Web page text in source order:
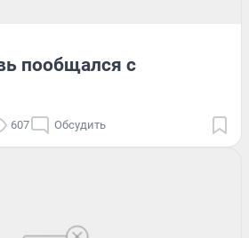
пообщался с
607 Обсудить